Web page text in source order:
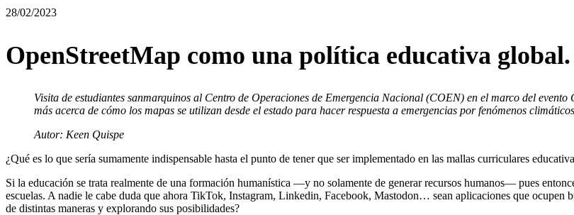
28/02/2023
OpenStreetMap como una política educativa
Visita de estudiantes sanmarquinos al Centro de Operaciones de Emergencia Nacional (COEN) en el marco del
más acerca de cómo los mapas se utilizan desde el estado para hacer respuesta a emergencias por fenómenos
Autor: Keen Quispe
¿Qué es lo que sería sumamente indispensable hasta el punto de tener que ser implementado en las mallas curriculares
Si la educación se trata realmente de una formación humanística —y no solamente de generar recursos humanos— pues
escuelas. A nadie le cabe duda que ahora TikTok, Instagram, Linkedin, Facebook, Mastodon… sean aplicaciones que ocupen
de distintas maneras y explorando sus posibilidades?